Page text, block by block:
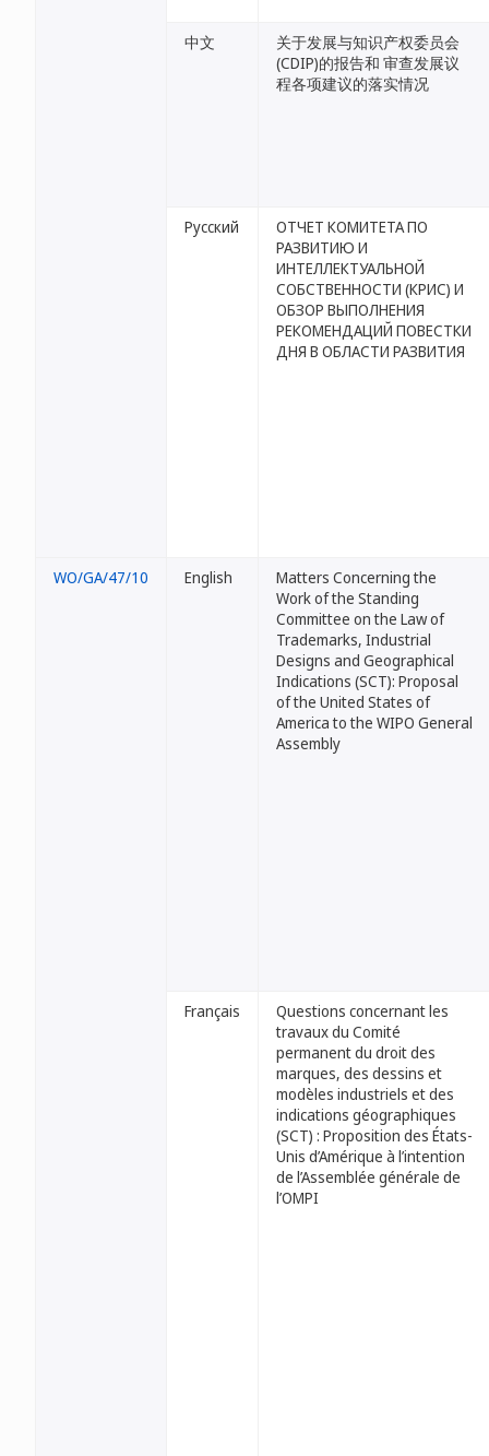
中文
关于发展与知识产权委员会
(CDIP)的报告和 审查发展议
程各项建议的落实情况
Русский
ОТЧЕТ КОМИТЕТА ПО
РАЗВИТИЮ И
ИНТЕЛЛЕКТУАЛЬНОЙ
СОБСТВЕННОСТИ (КРИС) И
ОБЗОР ВЫПОЛНЕНИЯ
РЕКОМЕНДАЦИЙ ПОВЕСТКИ
ДНЯ В ОБЛАСТИ РАЗВИТИЯ
WO/GA/47/10 English
Matters Concerning the
Work of the Standing
Committee on the Law of
Trademarks, Industrial
Designs and Geographical
Indications (SCT): Proposal
of the United States of
America to the WIPO General
Assembly
Français
Questions concernant les
travaux du Comité
permanent du droit des
marques, des dessins et
modèles industriels et des
indications géographiques
(SCT) : Proposition des États-
Unis d’Amérique à l’intention
de l’Assemblée générale de
l’OMPI